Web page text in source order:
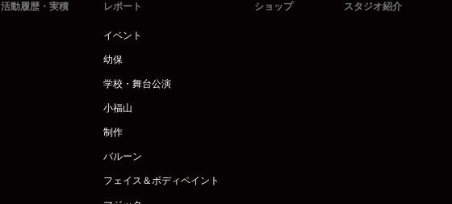
活動履歴・実積 レポート
イベント
幼保
学校・舞台公演
小福山
制作
バルーン
フェイス＆ボディペイント
ショップ スタジオ紹介